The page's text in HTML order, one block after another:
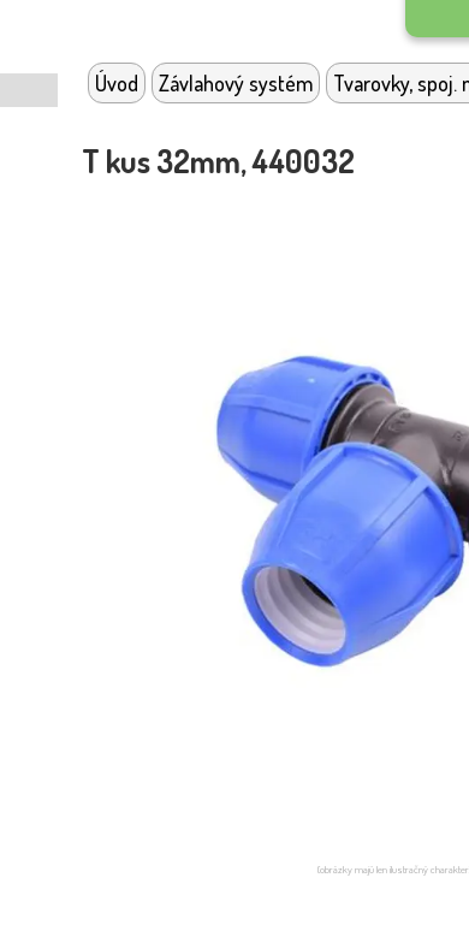
Úvod Závlahový systém Tvarovky, spoj.
T kus 32mm, 440032
(obrázky majú len ilustračný